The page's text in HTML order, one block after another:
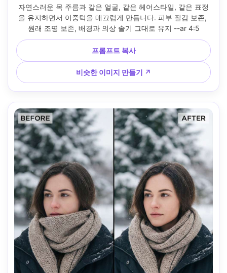
자연스러운 목 주름과 같은 얼굴, 같은 헤어스타일, 같은 표정
을 유지하면서 이중턱을 매끄럽게 만듭니다. 피부 질감 보존,
원래 조명 보존, 배경과 의상 솔기 그대로 유지 --ar 4:5
프롬프트 복사
비슷한 이미지 만들기 ↗